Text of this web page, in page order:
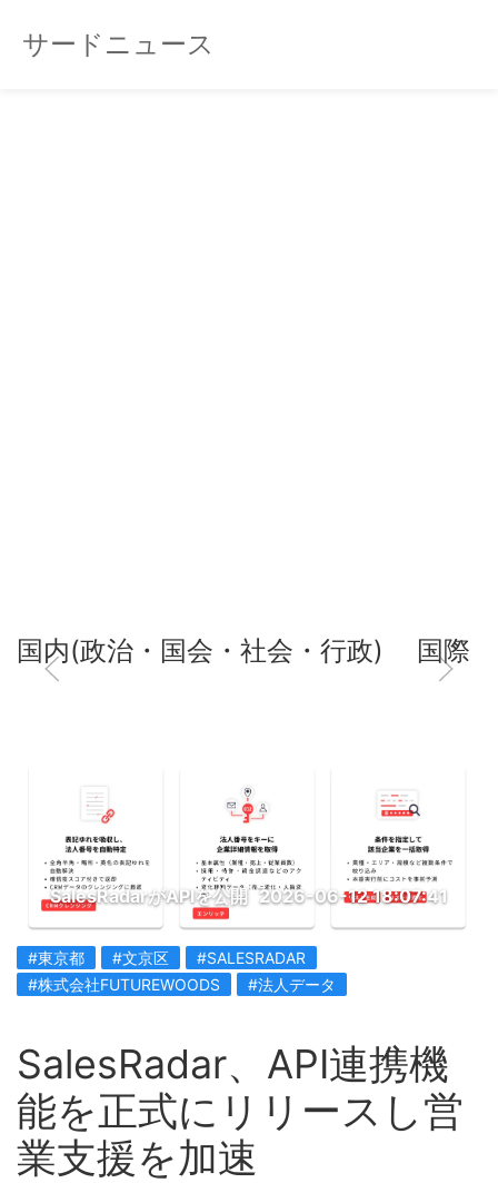
サードニュース
国内(政治・国会・社会・行政) 国際
SalesRadarがAPIを公開 2026-06-12 18:07:41
#東京都 #文京区
#SALESRADAR
#株式会社FUTUREWOODS
#法人データ
SalesRadar、API連携機
能を正式にリリースし営
業支援を加速